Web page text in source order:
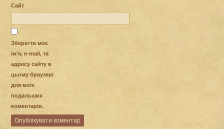
Сайт
Зберегти моє
ім'я, e-mail, та
адресу сайту в
цьому браузері
для моїх
подальших
коментарів.